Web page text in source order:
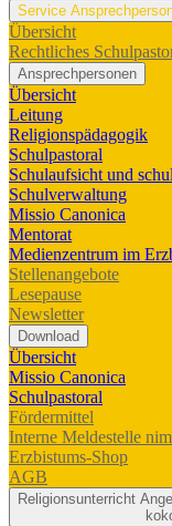
Service
Übersicht
Rechtliches
Ansprechpersonen
Übersicht
Leitung
Religionspädagogik
Schulpastoral
Schulaufsicht und
Schulverwaltung
Missio Canonica
Mentorat
Medienzentrum im
Stellenangebote
Lesepause
Newsletter
Download
Übersicht
Missio Canonica
Schulpastoral
Fördermittel
Interne Meldestelle
Erzbistums-Shop
AGB
Religionsunterricht